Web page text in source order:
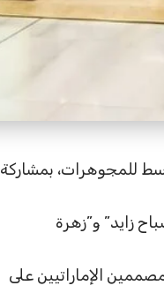
للمجوهرات، بمشاركة
زايد” و”زهرة
الإماراتيين على